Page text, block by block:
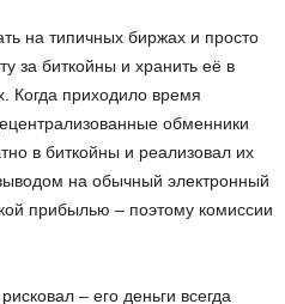
на типичных биржах и просто
за биткойны и хранить её в
Когда приходило время
обменники
в биткойны и реализовал их
на обычный электронный
прибылью – поэтому комиссии
– его деньги всегда